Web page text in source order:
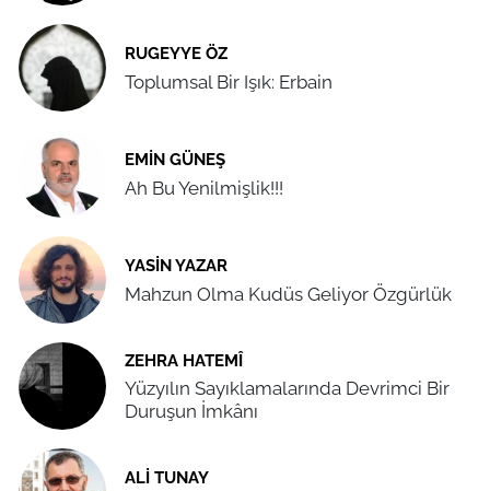
RUGEYYE ÖZ
Toplumsal Bir Işık: Erbain
EMIN GÜNEŞ
Ah Bu Yenilmişlik!!!
YASIN YAZAR
Mahzun Olma Kudüs Geliyor Özgürlük
ZEHRA HATEMÎ
Yüzyılın Sayıklamalarında Devrimci Bir
Duruşun İmkânı
ALI TUNAY